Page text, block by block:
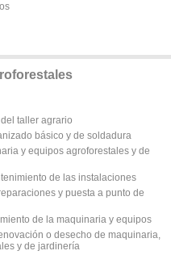
taller agrario
básico y de soldadura
y equipos agroforestales y de
de las instalaciones
y puesta a punto de
de la maquinaria y equipos
o desecho de maquinaria,
y de jardinería